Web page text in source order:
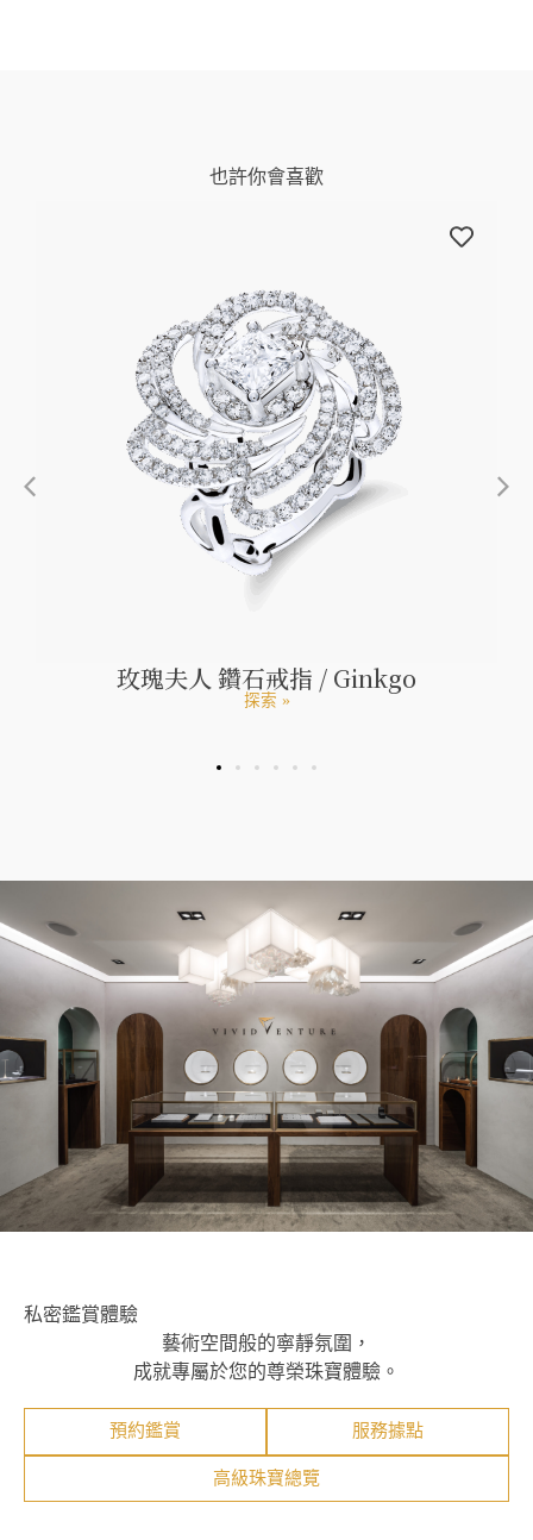
也許你會喜歡
玫瑰夫人 鑽石戒指 / Ginkgo
探索 »
私密鑑賞體驗
藝術空間般的寧靜氛圍，
成就專屬於您的尊榮珠寶體驗。
預約鑑賞 服務據點
高級珠寶總覽